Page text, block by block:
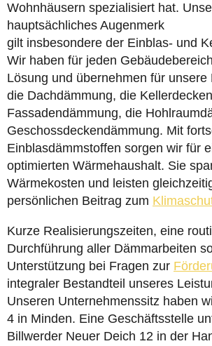
Wohnhäusern spezialisiert hat.
hauptsächliches Augenmerk
gilt insbesondere der Einblas- und
Wir haben für jeden
Lösung und übernehmen für unsere
die Dachdämmung, die
Fassadendämmung, die
Geschossdeckendämmung. Mit
Einblasdämmstoffen sorgen wir für
optimierten Wärmehaushalt. Sie
Wärmekosten und leisten
persönlichen Beitrag zum
Kurze Realisierungszeiten, eine
Durchführung aller Dämmarbeiten
Unterstützung bei Fragen zur
integraler Bestandteil unseres
Unseren Unternehmenssitz haben
4 in Minden. Eine Geschäftsstelle
Billwerder Neuer Deich 12 in der